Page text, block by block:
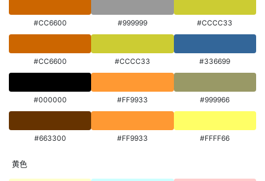
#CC6600 #999999 #CCCC33
#CC6600 #CCCC33 #336699
#000000 #FF9933 #999966
#663300 #FF9933 #FFFF66
黄色